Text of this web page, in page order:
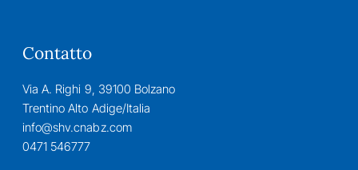
Contatto
Via A. Righi 9, 39100 Bolzano
Trentino Alto Adige/Italia
info@shv.cnabz.com
0471 546777